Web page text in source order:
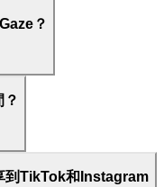
？
到TikTok和Instagram